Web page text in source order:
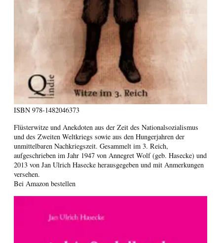
ISBN 978-1482046373
Flüsterwitze und Anekdoten aus der Zeit des Nationalsozialismus
und des Zweiten Weltkriegs sowie aus den Hungerjahren der
unmittelbaren Nachkriegszeit. Gesammelt im 3. Reich,
aufgeschrieben im Jahr 1947 von Annegret Wolf (geb. Hasecke) und
2013 von Jan Ulrich Hasecke herausgegeben und mit Anmerkungen
versehen.
Bei Amazon bestellen